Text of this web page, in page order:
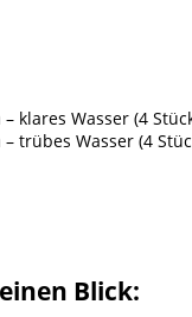
klares Wasser (4
trübes Wasser (4
Blick: